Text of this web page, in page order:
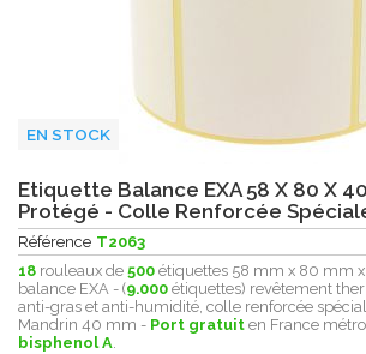
EN STOCK
Etiquette Balance EXA 58 X 80 X
Protégé - Colle Renforcée
Référence T2063
18 rouleaux de 500 étiquettes 58 mm x 80 mm
balance EXA - (9.000 étiquettes) revêtement
anti-gras et anti-humidité, colle renforcée
Mandrin 40 mm - Port gratuit en France
bisphenol A.